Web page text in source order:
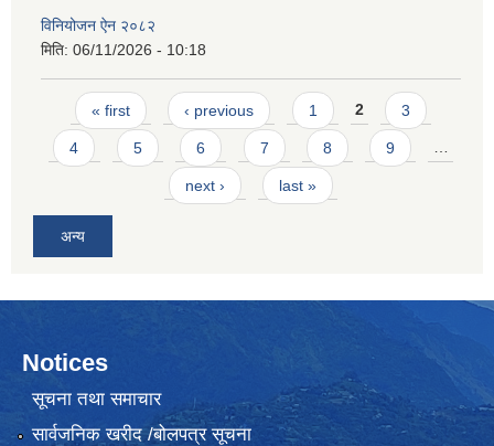
विनियोजन ऐन २०८२
मिति: 06/11/2026 - 10:18
Pages
« first ‹ previous 1 2 3
4 5 6 7 8 9 …
next › last »
अन्य
Notices
सूचना तथा समाचार
सार्वजनिक खरीद /बोलपत्र सूचना